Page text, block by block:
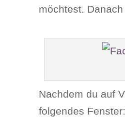
möchtest.
Nachdem du auf
folgendes Fenster: